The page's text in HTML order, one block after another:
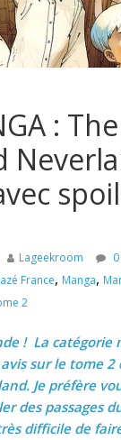
: The
Lageekroom
France, Manga,
2
! La catégorie
sur le tome 2
Je préfère
des passages
difficile de